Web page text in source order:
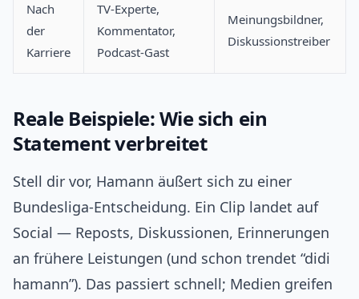
Nach
der
Karriere
TV-Experte,
Kommentator,
Podcast-Gast
Meinungsbildner,
Diskussionstreiber
Reale Beispiele: Wie sich ein
Statement verbreitet
Stell dir vor, Hamann äußert sich zu einer
Bundesliga-Entscheidung. Ein Clip landet auf
Social — Reposts, Diskussionen, Erinnerungen
an frühere Leistungen (und schon trendet “didi
hamann”). Das passiert schnell; Medien greifen